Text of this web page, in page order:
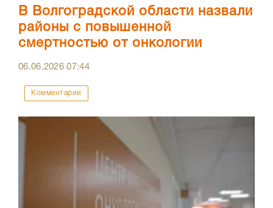
В Волгоградской области назвали
районы с повышенной
смертностью от онкологии
06.06.202607:44
Комментарии